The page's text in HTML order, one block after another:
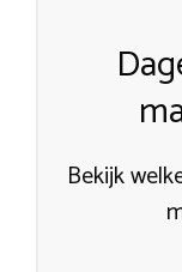
Bekijk